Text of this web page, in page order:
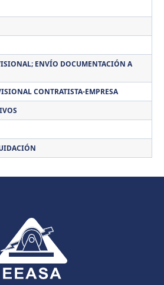
ENVÍO DOCUMENTACIÓN A
CONTRATISTA-EMPRESA